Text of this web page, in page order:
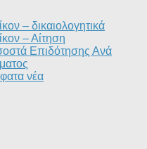
– δικαιολογητικά
– Αίτηση
Επιδότησης Ανά
νέα